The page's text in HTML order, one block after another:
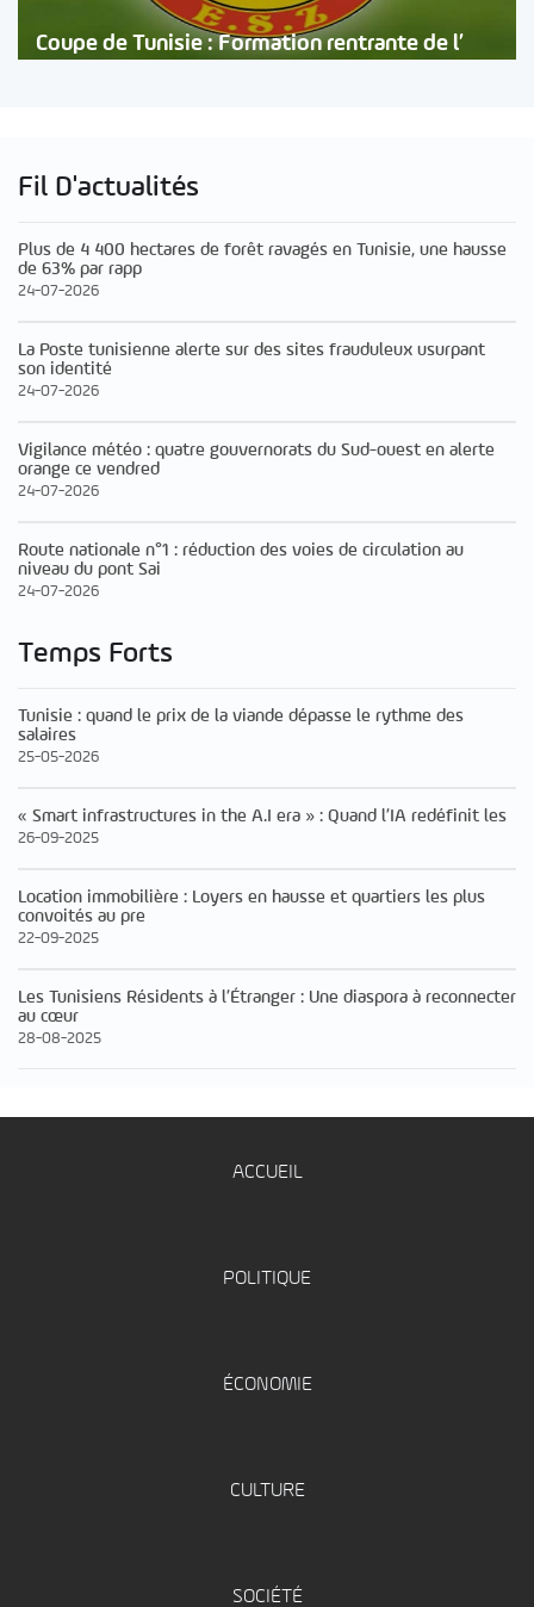
Coupe de Tunisie : Formation rentrante de l’
Fil D'actualités
Plus de 4 400 hectares de forêt ravagés en Tunisie, une hausse
de 63% par rapp
24-07-2026
La Poste tunisienne alerte sur des sites frauduleux usurpant
son identité
24-07-2026
Vigilance météo : quatre gouvernorats du Sud-ouest en alerte
orange ce vendred
24-07-2026
Route nationale n°1 : réduction des voies de circulation au
niveau du pont Sai
24-07-2026
Temps Forts
Tunisie : quand le prix de la viande dépasse le rythme des
salaires
25-05-2026
« Smart infrastructures in the A.I era » : Quand l’IA redéfinit les
26-09-2025
Location immobilière : Loyers en hausse et quartiers les plus
convoités au pre
22-09-2025
Les Tunisiens Résidents à l’Étranger : Une diaspora à reconnecter
au cœur
28-08-2025
ACCUEIL
POLITIQUE
ÉCONOMIE
CULTURE
SOCIÉTÉ